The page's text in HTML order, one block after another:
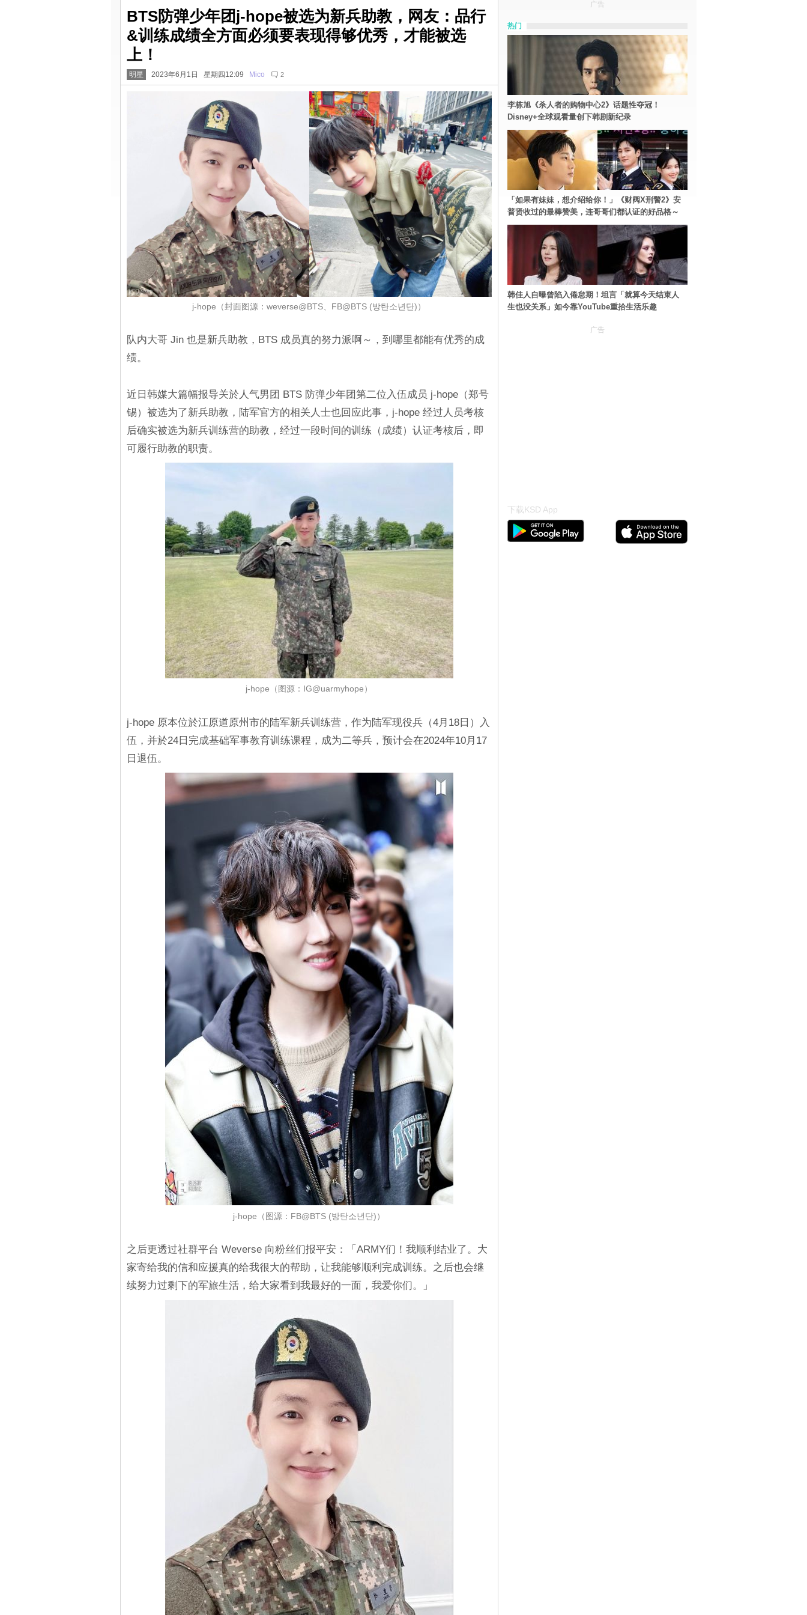
BTS防弹少年团j-hope被选为新兵助教，网友：品行
&训练成绩全方面必须要表现得够优秀，才能被选
上！
明星 2023年6月1日 星期四12:09 Mico 2
j-hope（封面图源：weverse@BTS、FB@BTS (방탄소년단)）
队内大哥 Jin 也是新兵助教，BTS 成员真的努力派啊～，到哪里都能有优秀的成
绩。
近日韩媒大篇幅报导关於人气男团 BTS 防弹少年团第二位入伍成员 j-hope（郑号
锡）被选为了新兵助教，陆军官方的相关人士也回应此事，j-hope 经过人员考核
后确实被选为新兵训练营的助教，经过一段时间的训练（成绩）认证考核后，即
可履行助教的职责。
j-hope（图源：IG@uarmyhope）
j-hope 原本位於江原道原州市的陆军新兵训练营，作为陆军现役兵（4月18日）入
伍，并於24日完成基础军事教育训练课程，成为二等兵，预计会在2024年10月17
日退伍。
j-hope（图源：FB@BTS (방탄소년단)）
之后更透过社群平台 Weverse 向粉丝们报平安：「ARMY们！我顺利结业了。大
家寄给我的信和应援真的给我很大的帮助，让我能够顺利完成训练。之后也会继
续努力过剩下的军旅生活，给大家看到我最好的一面，我爱你们。」
广告
热门
李栋旭《杀人者的购物中心2》话题性夺冠！
Disney+全球观看量创下韩剧新纪录
「如果有妹妹，想介绍给你！」《财阀X刑警2》安
普贤收过的最棒赞美，连哥哥们都认证的好品格～
韩佳人自曝曾陷入倦怠期！坦言「就算今天结束人
生也没关系」如今靠YouTube重拾生活乐趣
广告
下载KSD App